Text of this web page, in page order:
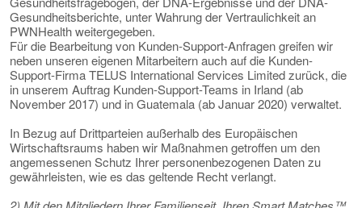
Gesundheitsberichte, unter Wahrung der Vertraulichkeit an
PWNHealth weitergegeben.
Für die Bearbeitung von Kunden-Support-Anfragen greifen wir
neben unseren eigenen Mitarbeitern auch auf die Kunden-
Support-Firma TELUS International Services Limited zurück, die
in unserem Auftrag Kunden-Support-Teams in Irland (ab
November 2017) und in Guatemala (ab Januar 2020) verwaltet.
In Bezug auf Drittparteien außerhalb des Europäischen
Wirtschaftsraums haben wir Maßnahmen getroffen um den
angemessenen Schutz Ihrer personenbezogenen Daten zu
gewährleisten, wie es das geltende Recht verlangt.